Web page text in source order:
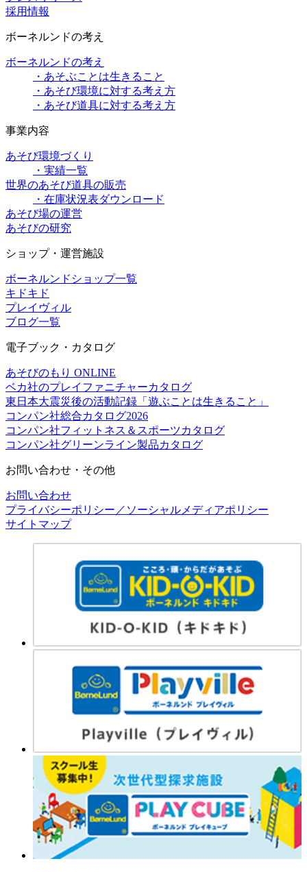
採用情報
ボーネルンドの考え
ボーネルンドの考え
・あそぶことは生きること
・あそび環境に対する考え方
・あそび道具に対する考え方
事業内容
あそび環境づくり
・実績一覧
世界のあそび道具の販売
・在庫状況表ダウンロード
あそび場の運営
あそびの研究
ショップ・運営施設
ボーネルンドショップ一覧
キドキド
プレイヴィル
ブログ一覧
電子ブック・カタログ
あそびのもり ONLINE
ベカ社のプレイファニチャーカタログ
東日本大震災後の活動記録「遊ぶことは生きること」
コンパン社総合カタログ2026
コンパン社フィットネス＆スポーツカタログ
コンパン社グリーンライン製品カタログ
お問い合わせ・その他
お問い合わせ
プライバシーポリシー／ソーシャルメディアポリシー
サイトマップ